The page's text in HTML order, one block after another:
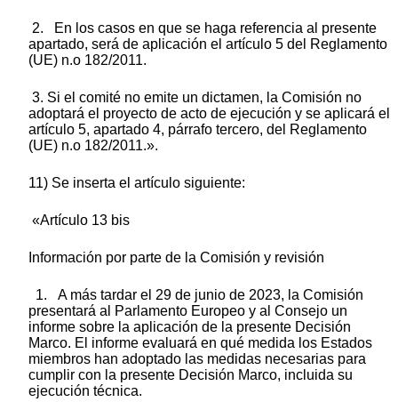
2. En los casos en que se haga referencia al presente
apartado, será de aplicación el artículo 5 del Reglamento
(UE) n.o 182/2011.
3. Si el comité no emite un dictamen, la Comisión no
adoptará el proyecto de acto de ejecución y se aplicará el
artículo 5, apartado 4, párrafo tercero, del Reglamento
(UE) n.o 182/2011.».
11) Se inserta el artículo siguiente:
«Artículo 13 bis
Información por parte de la Comisión y revisión
1. A más tardar el 29 de junio de 2023, la Comisión
presentará al Parlamento Europeo y al Consejo un
informe sobre la aplicación de la presente Decisión
Marco. El informe evaluará en qué medida los Estados
miembros han adoptado las medidas necesarias para
cumplir con la presente Decisión Marco, incluida su
ejecución técnica.